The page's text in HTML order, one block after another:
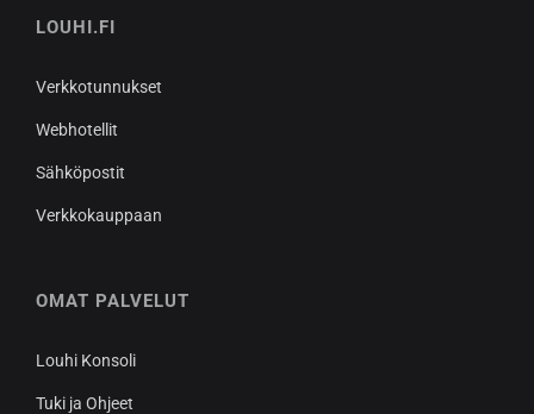
LOUHI.FI
Verkkotunnukset
Webhotellit
Sähköpostit
Verkkokauppaan
OMAT PALVELUT
Louhi Konsoli
Tuki ja Ohjeet